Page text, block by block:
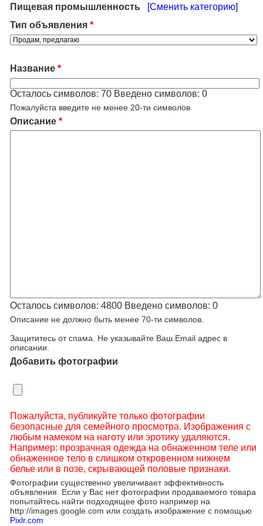
Пищевая промышленность
[Сменить категорию]
Тип объявления *
Название *
Осталось символов: 70 Введено символов: 0
Пожалуйста введите не менее 20-ти символов
Описание *
Осталось символов: 4800 Введено символов: 0
Описание не должно быть менее 70-ти символов.
Защититесь от спама. Не указывайте Ваш Email адрес в
описании.
Добавить фотографии
Пожалуйста, публикуйте только фотографии
безопасные для семейного просмотра. Изображения с
любым намеком на наготу или эротику удаляются.
Например: прозрачная одежда на обнаженном теле или
обнаженное тело в слишком откровенном нижнем
белье или в позе, скрывающей половые признаки.
Фотографии существенно увеличивает эффективность
объявления. Если у Вас нет фотографии продаваемого товара
попытайтесь найти подходящее фото например на
http://images.google.com или создать изображение с помощью
Pixlr.com